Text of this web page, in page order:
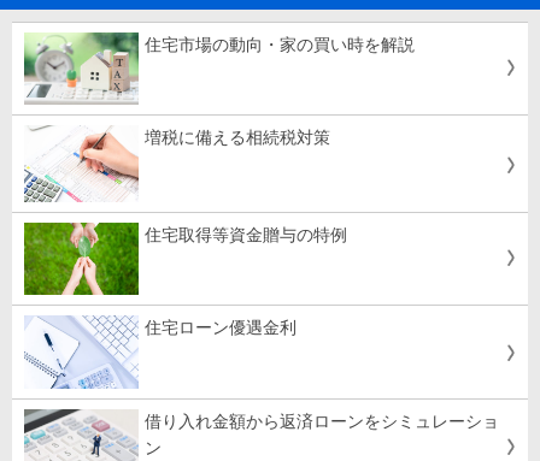
住宅市場の動向・家の買い時を解説
増税に備える相続税対策
住宅取得等資金贈与の特例
住宅ローン優遇金利
借り入れ金額から返済ローンをシミュレーショ
ン